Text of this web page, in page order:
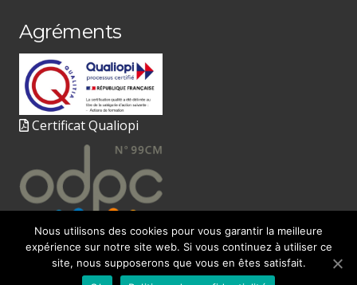
Agréments
Certificat Qualiopi
Nous utilisons des cookies pour vous garantir la meilleure
expérience sur notre site web. Si vous continuez à utiliser ce
site, nous supposerons que vous en êtes satisfait.